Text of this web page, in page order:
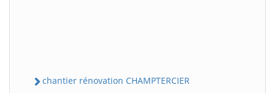
chantier rénovation CHAMPTERCIER